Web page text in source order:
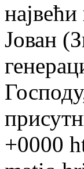
Јован
+0000